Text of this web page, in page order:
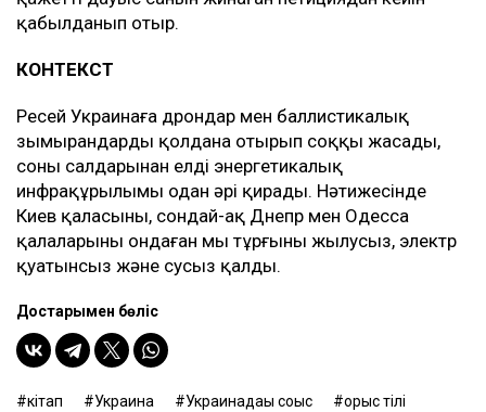
қабылданып отыр.
КОНТЕКСТ
Ресей Украинаға дрондар мен баллистикалық
зымырандарды қолдана отырып соққы жасады,
соның салдарынан елдің энергетикалық
инфрақұрылымы одан әрі қирады. Нәтижесінде
Киев қаласының, сондай-ақ Днепр мен Одесса
қалаларының ондаған мың тұрғыны жылусыз, электр
қуатынсыз және сусыз қалды.
Достарыңмен бөліс
кітап Украина Украинадағы соғыс
орыс тілі